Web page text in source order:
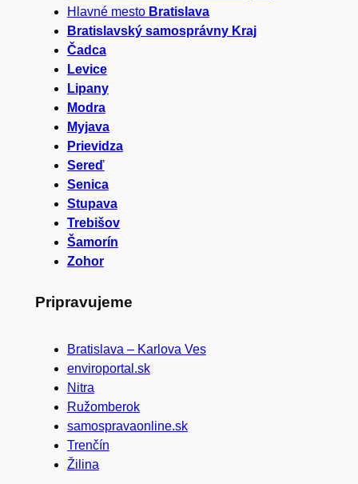
Hlavné mesto Bratislava
Bratislavský samosprávny Kraj
Čadca
Levice
Lipany
Modra
Myjava
Prievidza
Sereď
Senica
Stupava
Trebišov
Šamorín
Zohor
Pripravujeme
Bratislava – Karlova Ves
enviroportal.sk
Nitra
Ružomberok
samospravaonline.sk
Trenčín
Žilina